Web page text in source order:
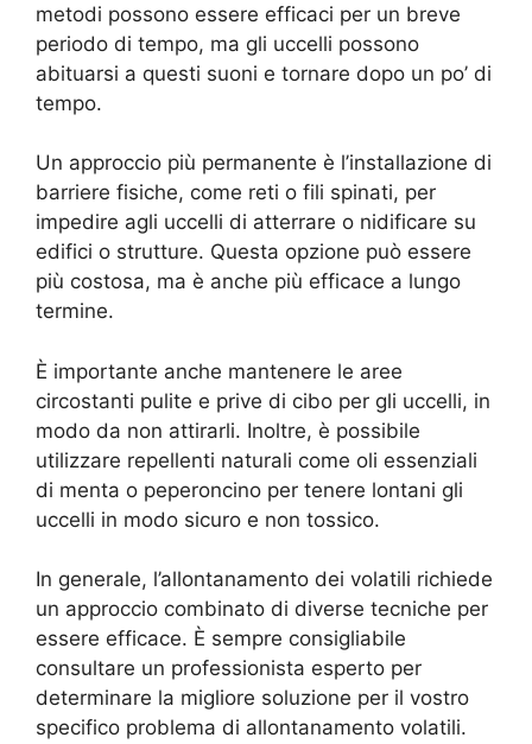
metodi possono essere efficaci per un breve
periodo di tempo, ma gli uccelli possono
abituarsi a questi suoni e tornare dopo un po’ di
tempo.
Un approccio più permanente è l’installazione di
barriere fisiche, come reti o fili spinati, per
impedire agli uccelli di atterrare o nidificare su
edifici o strutture. Questa opzione può essere
più costosa, ma è anche più efficace a lungo
termine.
È importante anche mantenere le aree
circostanti pulite e prive di cibo per gli uccelli, in
modo da non attirarli. Inoltre, è possibile
utilizzare repellenti naturali come oli essenziali
di menta o peperoncino per tenere lontani gli
uccelli in modo sicuro e non tossico.
In generale, l’allontanamento dei volatili richiede
un approccio combinato di diverse tecniche per
essere efficace. È sempre consigliabile
consultare un professionista esperto per
determinare la migliore soluzione per il vostro
specifico problema di allontanamento volatili.